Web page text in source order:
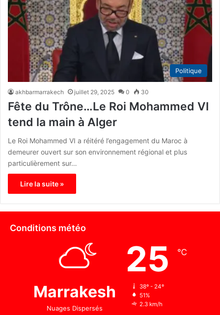
Politique
akhbarmarrakech juillet 29, 2025 0 30
Fête du Trône…Le Roi Mohammed VI
tend la main à Alger
Le Roi Mohammed VI a réitéré l’engagement du Maroc à
demeurer ouvert sur son environnement régional et plus
particulièrement sur…
Lire la suite »
Conditions météo
Marrakesh
Nuages Dispersés
25 ℃
38º - 24º
51%
2.3 km/h